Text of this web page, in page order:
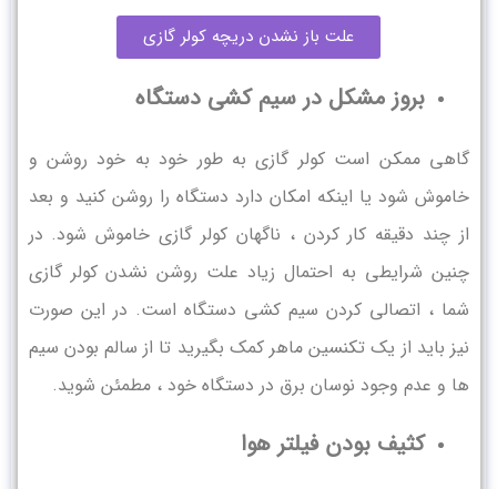
علت باز نشدن دریچه کولر گازی
بروز مشکل در سیم کشی دستگاه
گاهی ممکن است کولر گازی به طور خود به خود روشن و
خاموش شود یا اینکه امکان دارد دستگاه را روشن کنید و بعد
از چند دقیقه کار کردن ، ناگهان کولر گازی خاموش شود. در
چنین شرایطی به احتمال زیاد علت روشن نشدن کولر گازی
شما ، اتصالی کردن سیم کشی دستگاه است. در این صورت
نیز باید از یک تکنسین ماهر کمک بگیرید تا از سالم بودن سیم
ها و عدم وجود نوسان برق در دستگاه خود ، مطمئن شوید.
کثیف بودن فیلتر هوا